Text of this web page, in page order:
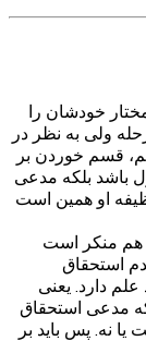
خودشان را
ولی به نظر در
قسم خوردن بر
باشد بلکه مدعی
او همین است
هم منکر است
استحقاق
دارد. یعنی
مدعی استحقاق
یا نه. پس باید بر